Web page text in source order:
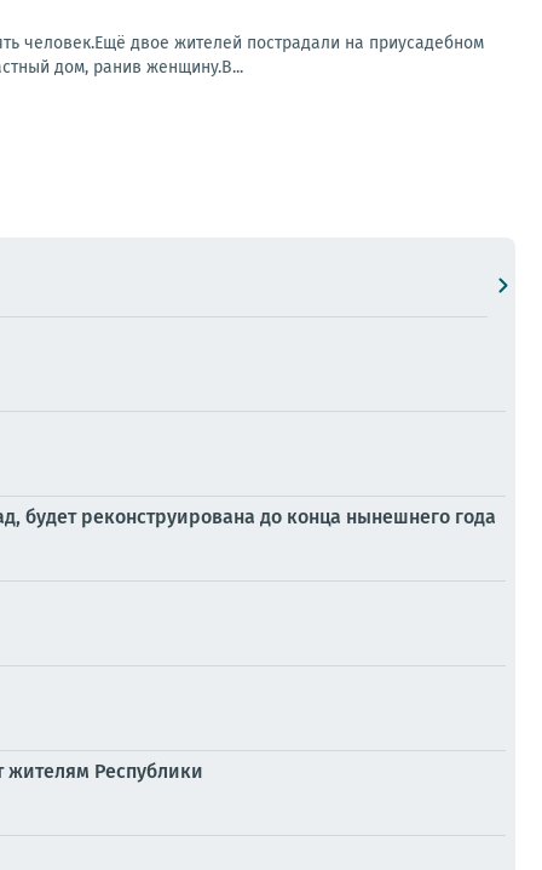
человек.Ещё двое жителей пострадали на приусадебном
дом, ранив женщину.В...
будет реконструирована до конца нынешнего года
жителям Республики